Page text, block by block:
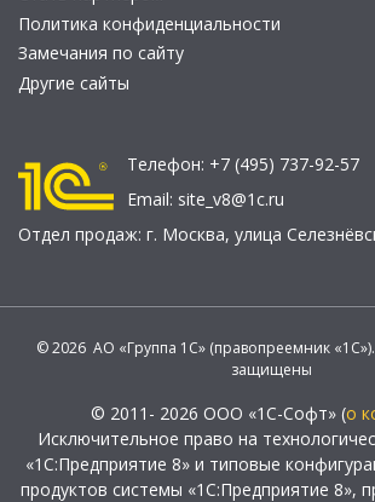
Политика конфиденциальности
Замечания по сайту
Другие сайты
Телефон: +7 (495) 737-92-57
Email: site_v8@1c.ru
Отдел продаж: г. Москва, улица
© 2026 АО «Группа 1С» (правопреемник
защищены
© 2011- 2026 ООО «1С-Софт» (о
Исключительное право на
«1С:Предприятие 8» и типовые
продуктов системы «1С:Предприятие 8»,